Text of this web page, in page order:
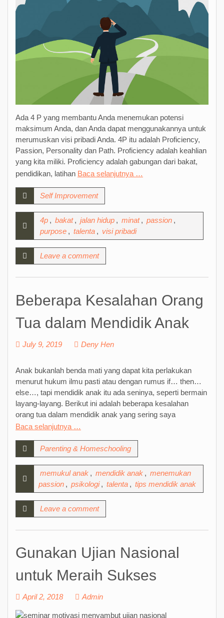
Ada 4 P yang membantu Anda menemukan potensi
maksimum Anda, dan Anda dapat menggunakannya untuk
merumuskan visi pribadi Anda. 4P itu adalah Proficiency,
Passion, Personality dan Path. Proficiency adalah keahlian
yang kita miliki. Proficiency adalah gabungan dari bakat,
pendidikan, latihan Baca selanjutnya …
Self Improvement
4p , bakat , jalan hidup , minat , passion ,
purpose , talenta , visi pribadi
Leave a comment
Beberapa Kesalahan Orang
Tua dalam Mendidik Anak
July 9, 2019 Deny Hen
Anak bukanlah benda mati yang dapat kita perlakukan
menurut hukum ilmu pasti atau dengan rumus if… then…
else…, tapi mendidik anak itu ada seninya, seperti bermain
layang-layang. Berikut ini adalah beberapa kesalahan
orang tua dalam mendidik anak yang sering saya
Baca selanjutnya …
Parenting & Homeschooling
memukul anak , mendidik anak , menemukan
passion , psikologi , talenta , tips mendidik anak
Leave a comment
Gunakan Ujian Nasional
untuk Meraih Sukses
April 2, 2018 Admin